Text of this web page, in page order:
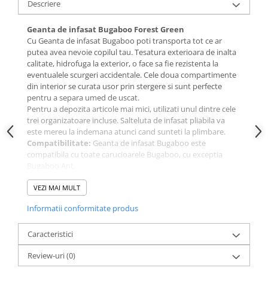
Descriere
Geanta de infasat Bugaboo Forest Green
Cu Geanta de infasat Bugaboo poti transporta tot ce ar
putea avea nevoie copilul tau. Tesatura exterioara de inalta
calitate, hidrofuga la exterior, o face sa fie rezistenta la
eventualele scurgeri accidentale. Cele doua compartimente
din interior se curata usor prin stergere si sunt perfecte
pentru a separa umed de uscat.
Pentru a depozita articole mai mici, utilizati unul dintre cele
trei organizatoare incluse. Salteluta de infasat pliabila va
este mereu la indemana atunci cand sunteti la plimbare.
Compatibilitate: Geanta de infasat Bugaboo este
compatibila cu toate carucioarele Bugaboo, cu exceptia
Caracteristici Geanta de infasat Bugaboo Forest Green:
Tesatura exterioara hidrofuga.
2 compartimente principale, utile pentru separarea
articolele umede de cele uscate.
3 organizatoare pentru articole mai mici.
Salteluta de infasat pliabila.
Buzunar ascuns, cu fermoar, pentru a depozita in
siguranta telefonul.
VEZI MAI MULT
Informatii conformitate produs
Caracteristici
Review-uri(0)